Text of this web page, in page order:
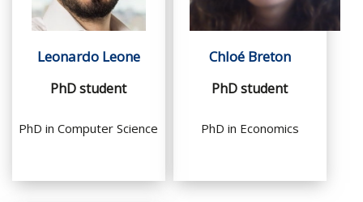
Leonardo Leone
PhD student
PhD in Computer Science
Chloé Breton
PhD student
PhD in Economics